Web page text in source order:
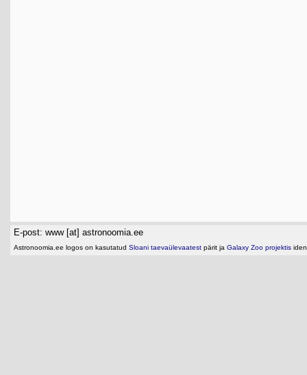
E-post: www [at] astronoomia.ee
Astronoomia.ee logos on kasutatud Sloani taevaülevaatest pärit ja Galaxy Zoo projektis